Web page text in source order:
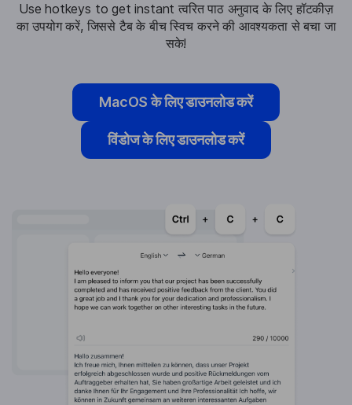
Use hotkeys to get instant त्वरित पाठ अनुवाद के लिए हॉटकीज़
का उपयोग करें, जिससे टैब के बीच स्विच करने की आवश्यकता से बचा जा
सके!
MacOS के लिए डाउनलोड करें
विंडोज के लिए डाउनलोड करें